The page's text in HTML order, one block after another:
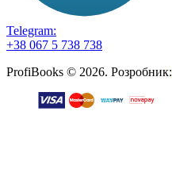
Telegram:
+38 067 5 738 738
ProfiBooks © 2026. Розробник: